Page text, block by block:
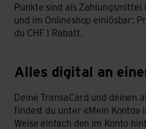
Punkte sind als Zahlungsmittel
und im Onlineshop einlösbar:
du CHF 1 Rabatt.
Alles digital an
Deine TransaCard und deinen
findest du unter «Mein Konto»
Weise einfach den im Konto